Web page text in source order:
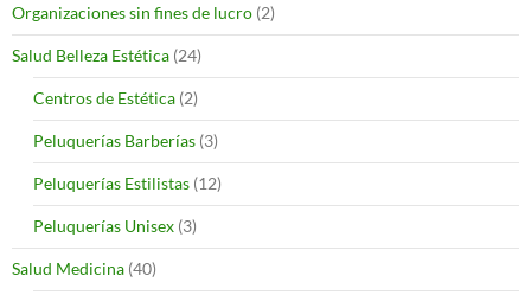
Organizaciones sin fines de lucro (2)
Salud Belleza Estética (24)
Centros de Estética (2)
Peluquerías Barberías (3)
Peluquerías Estilistas (12)
Peluquerías Unisex (3)
Salud Medicina (40)